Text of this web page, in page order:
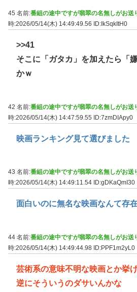
45 名前:番組の途中ですが翡翠の名無しがお送
時:2026/05/14(木) 14:49:49.56
ID:IkSqkItH0
>>41
そこに「ガタカ」を加えたら「
かｗ
42 名前:番組の途中ですが翡翠の名無しがお送
時:2026/05/14(木) 14:47:59.55 ID:7zmDIApy0
映画ランキング見て選びました
43 名前:番組の途中ですが翡翠の名無しがお送
時:2026/05/14(木) 14:49:11.54 ID:gDKaQmI30
面白いのに無名な映画なんて存
44 名前:番組の途中ですが翡翠の名無しがお送
時:2026/05/14(木) 14:49:44.98 ID:PPF1m2yL0
芸術系の意味不明な映画とか挙
逆にそういうのダサいんかな